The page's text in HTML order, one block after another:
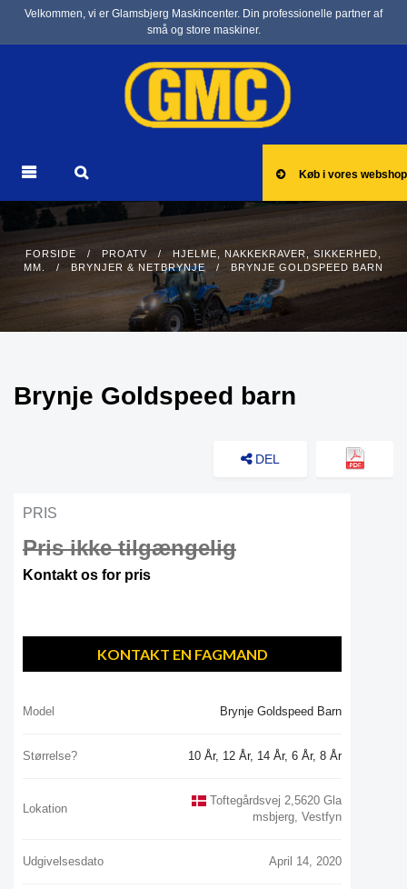
Velkommen, vi er Glamsbjerg Maskincenter. Din professionelle partner af
små og store maskiner.
Køb i vores webshop
FORSIDE / PROATV / HJELME, NAKKEKRAVER, SIKKERHED,
MM.
/ BRYNJER & NETBRYNJE / BRYNJE GOLDSPEED BARN
Brynje Goldspeed barn
DEL
PRIS
Pris ikke tilgængelig
Kontakt os for pris
KONTAKT EN FAGMAND
Model Brynje Goldspeed Barn
Størrelse? 10 År, 12 År, 14 År, 6 År, 8 År
Lokation
Toftegårdsvej 2,5620 Gla
Msbjerg, Vestfyn
Udgivelsesdato April 14, 2020